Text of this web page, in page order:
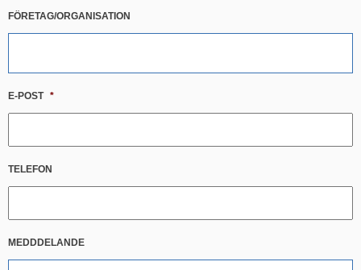
FÖRETAG/ORGANISATION
E-POST *
TELEFON
MEDDDELANDE